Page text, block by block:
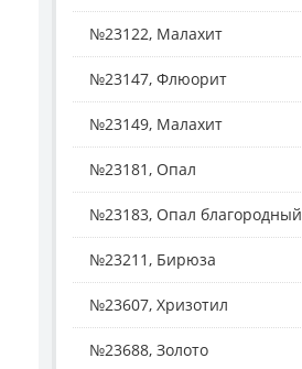
№23122, Малахит
№23147, Флюорит
№23149, Малахит
№23181, Опал
№23183, Опал благородный
№23211, Бирюза
№23607, Хризотил
№23688, Золото